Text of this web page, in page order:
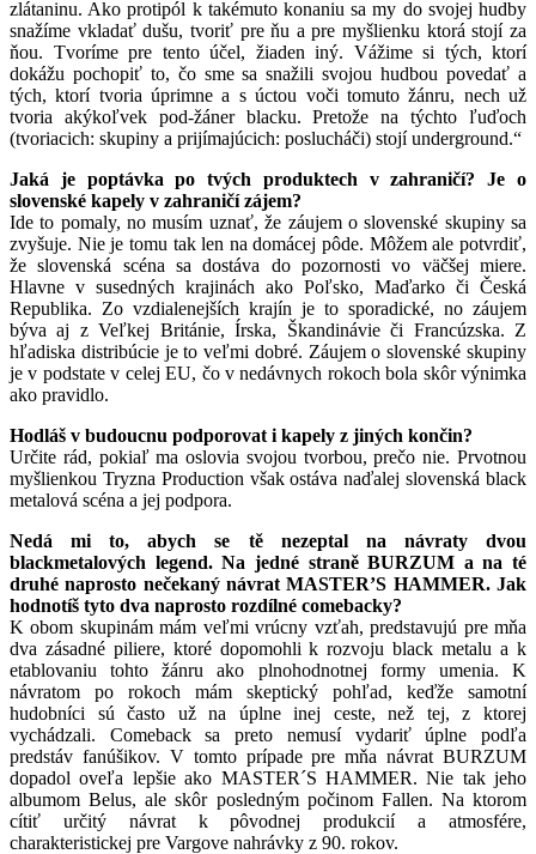
zlátaninu. Ako protipól k takémuto konaniu sa my do svojej hudby
snažíme vkladať dušu, tvoriť pre ňu a pre myšlienku ktorá stojí za
ňou. Tvoríme pre tento účel, žiaden iný. Vážime si tých, ktorí
dokážu pochopiť to, čo sme sa snažili svojou hudbou povedať a
tých, ktorí tvoria úprimne a s úctou voči tomuto žánru, nech už
tvoria akýkoľvek pod-žáner blacku. Pretože na týchto ľuďoch
(tvoriacich: skupiny a prijímajúcich: poslucháči) stojí underground.“
Jaká je poptávka po tvých produktech v zahraničí? Je o
slovenské kapely v zahraničí zájem?
Ide to pomaly, no musím uznať, že záujem o slovenské skupiny sa
zvyšuje. Nie je tomu tak len na domácej pôde. Môžem ale potvrdiť,
že slovenská scéna sa dostáva do pozornosti vo väčšej miere.
Hlavne v susedných krajinách ako Poľsko, Maďarko či Česká
Republika. Zo vzdialenejších krajín je to sporadické, no záujem
býva aj z Veľkej Británie, Írska, Škandinávie či Francúzska. Z
hľadiska distribúcie je to veľmi dobré. Záujem o slovenské skupiny
je v podstate v celej EU, čo v nedávnych rokoch bola skôr výnimka
ako pravidlo.
Hodláš v budoucnu podporovat i kapely z jiných končin?
Určite rád, pokiaľ ma oslovia svojou tvorbou, prečo nie. Prvotnou
myšlienkou Tryzna Production však ostáva naďalej slovenská black
metalová scéna a jej podpora.
Nedá mi to, abych se tě nezeptal na návraty dvou
blackmetalových legend. Na jedné straně BURZUM a na té
druhé naprosto nečekaný návrat MASTER’S HAMMER. Jak
hodnotíš tyto dva naprosto rozdílné comebacky?
K obom skupinám mám veľmi vrúcny vzťah, predstavujú pre mňa
dva zásadné piliere, ktoré dopomohli k rozvoju black metalu a k
etablovaniu tohto žánru ako plnohodnotnej formy umenia. K
návratom po rokoch mám skeptický pohľad, keďže samotní
hudobníci sú často už na úplne inej ceste, než tej, z ktorej
vychádzali. Comeback sa preto nemusí vydariť úplne podľa
predstáv fanúšikov. V tomto prípade pre mňa návrat BURZUM
dopadol oveľa lepšie ako MASTER´S HAMMER. Nie tak jeho
albumom Belus, ale skôr posledným počinom Fallen. Na ktorom
cítiť určitý návrat k pôvodnej produkcií a atmosfére,
charakteristickej pre Vargove nahrávky z 90. rokov.